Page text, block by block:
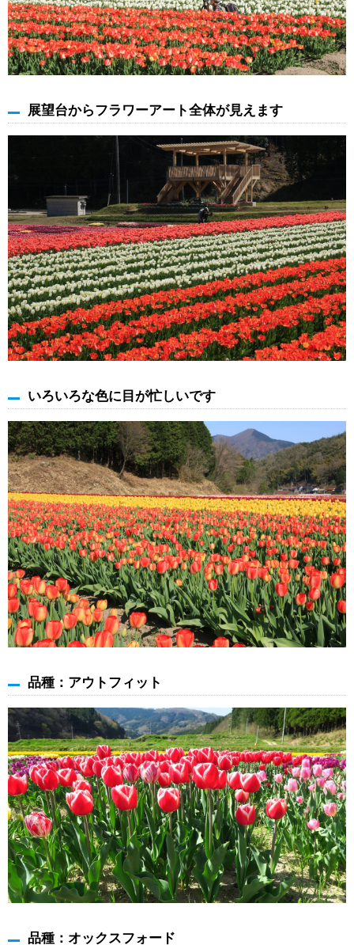
展望台からフラワーアート全体が見えます
いろいろな色に目が忙しいです
品種：アウトフィット
品種：オックスフォード